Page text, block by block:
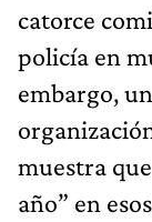
catorce
policía en
embargo,
muestra
año” en